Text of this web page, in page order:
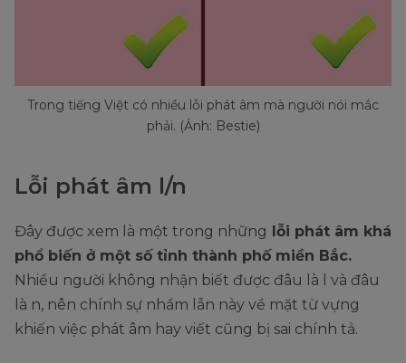
Trong tiếng Việt có nhiều lỗi phát âm mà người nói mắc
phải. (Ảnh: Bestie)
Lỗi phát âm l/n
Đây được xem là một trong những lỗi phát âm khá
phổ biến ở một số tỉnh thành phố miền Bắc.
Nhiều người không nhận biết được đâu là l và đâu
là n, nên chính sự nhầm lẫn này về mặt từ vựng
khiến việc phát âm hay viết cũng bị sai chính tả.